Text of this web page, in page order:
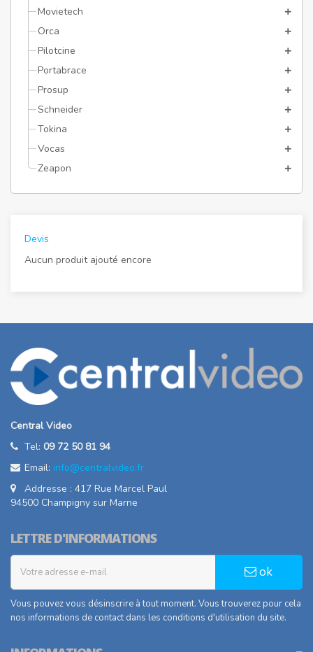
Movietech
Orca
Pilotcine
Portabrace
Prosup
Schneider
Tokina
Vocas
Zeapon
Devis
Aucun produit ajouté encore
Central Video
Tel: 09 72 50 81 94
Email: info@centralvideo.fr
Addresse : 417 Rue Marcel Paul
94500 Champigny sur Marne
LETTRE D'INFORMATIONS
ok
Vous pouvez vous désinscrire à tout moment. Vous trouverez pour cela
nos informations de contact dans les conditions d'utilisation du site.